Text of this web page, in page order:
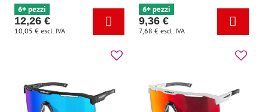
6+ pezzi
12,26 €
10,05 € escl. IVA
6+ pezzi
9,36 €
7,68 € escl. IVA